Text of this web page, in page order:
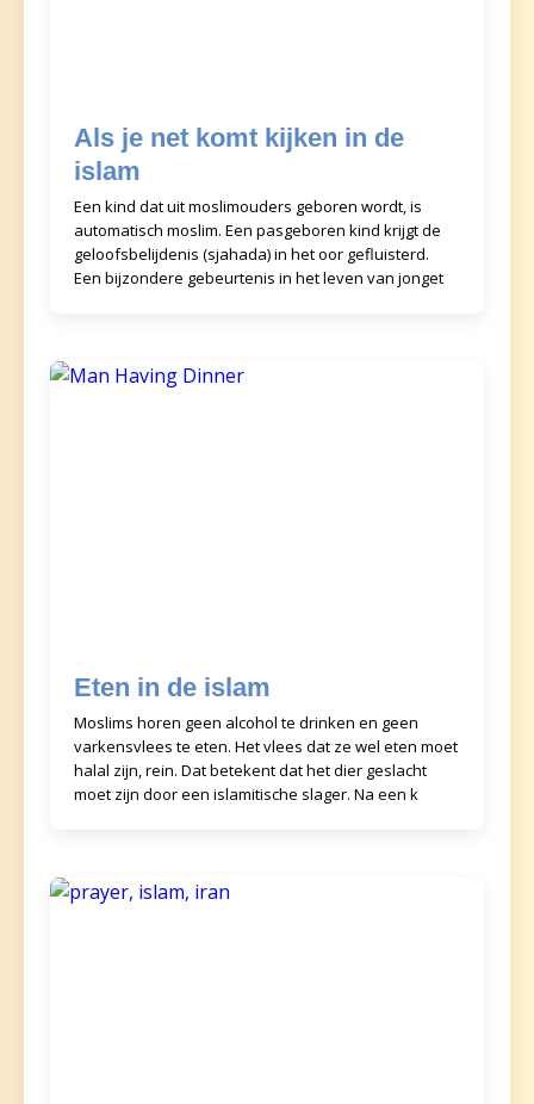
Als je net komt kijken in de
islam
Een kind dat uit moslimouders geboren wordt, is
automatisch moslim. Een pasgeboren kind krijgt de
geloofsbelijdenis (sjahada) in het oor gefluisterd.
Een bijzondere gebeurtenis in het leven van jonget
Eten in de islam
Moslims horen geen alcohol te drinken en geen
varkensvlees te eten. Het vlees dat ze wel eten moet
halal zijn, rein. Dat betekent dat het dier geslacht
moet zijn door een islamitische slager. Na een k